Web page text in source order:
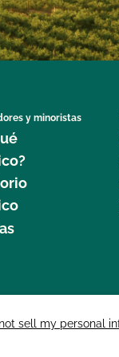
y minoristas
Suite 248, Santa
sell my personal